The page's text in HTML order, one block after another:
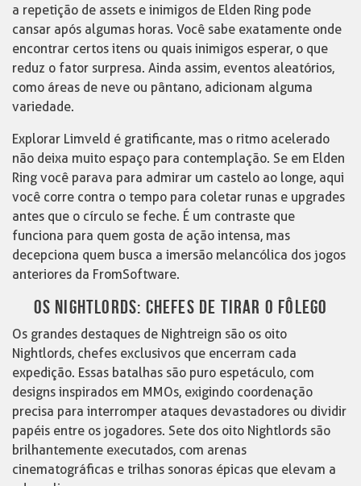
a repetição de assets e inimigos de Elden Ring pode
cansar após algumas horas. Você sabe exatamente onde
encontrar certos itens ou quais inimigos esperar, o que
reduz o fator surpresa. Ainda assim, eventos aleatórios,
como áreas de neve ou pântano, adicionam alguma
variedade.
Explorar Limveld é gratificante, mas o ritmo acelerado
não deixa muito espaço para contemplação. Se em Elden
Ring você parava para admirar um castelo ao longe, aqui
você corre contra o tempo para coletar runas e upgrades
antes que o círculo se feche. É um contraste que
funciona para quem gosta de ação intensa, mas
decepciona quem busca a imersão melancólica dos jogos
anteriores da FromSoftware.
OS NIGHTLORDS: CHEFES DE TIRAR O FÔLEGO
Os grandes destaques de Nightreign são os oito
Nightlords, chefes exclusivos que encerram cada
expedição. Essas batalhas são puro espetáculo, com
designs inspirados em MMOs, exigindo coordenação
precisa para interromper ataques devastadores ou dividir
papéis entre os jogadores. Sete dos oito Nightlords são
brilhantemente executados, com arenas
cinematográficas e trilhas sonoras épicas que elevam a